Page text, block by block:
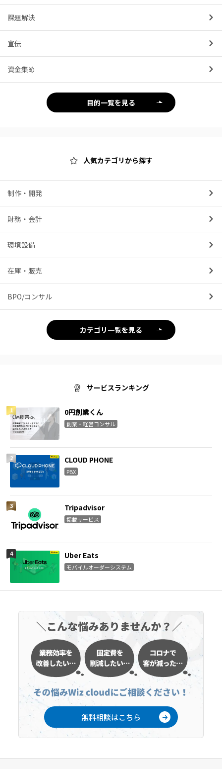
課題解決
宣伝
資金集め
目的一覧を見る
人気カテゴリから探す
制作・開発
財務・会計
環境設備
在庫・販売
BPO/コンサル
カテゴリ一覧を見る
サービスランキング
0円創業くん
創業・経営コンサル
CLOUD PHONE
PBX
Tripadvisor
掲載サービス
Uber Eats
モバイルオーダーシステム
無料相談はこちら